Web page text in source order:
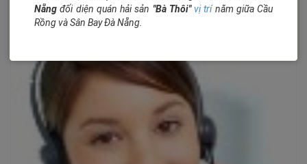
Nẵng đối diện quán hải sản "Bà Thôi" vị trínằm giữa Cầu
Rồng và Sân Bay Đà Nẵng.